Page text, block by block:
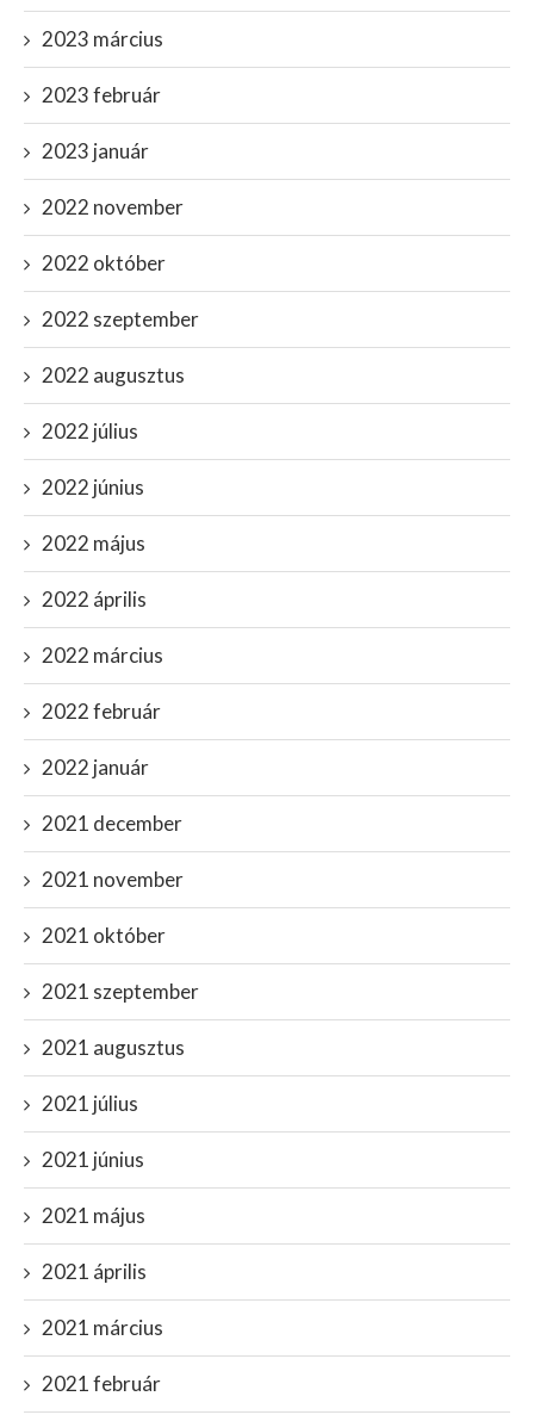
2023 március
2023 február
2023 január
2022 november
2022 október
2022 szeptember
2022 augusztus
2022 július
2022 június
2022 május
2022 április
2022 március
2022 február
2022 január
2021 december
2021 november
2021 október
2021 szeptember
2021 augusztus
2021 július
2021 június
2021 május
2021 április
2021 március
2021 február